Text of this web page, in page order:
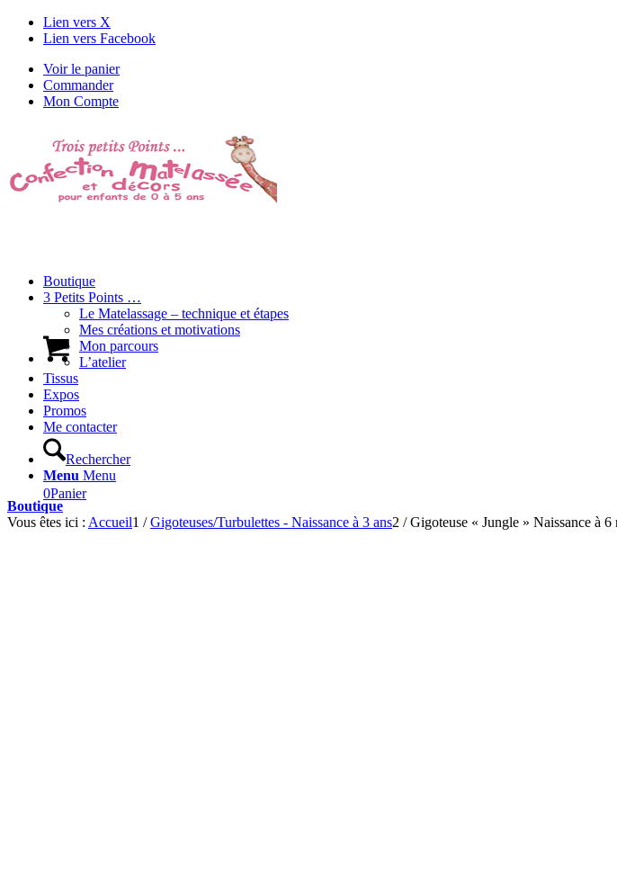
Lien vers X
Lien vers Facebook
Voir le panier
Commander
Mon Compte
0Panier
Boutique
3 Petits Points …
Le Matelassage – technique et étapes
Mes créations et motivations
Mon parcours
L’atelier
Tissus
Expos
Promos
Me contacter
Rechercher
Menu Menu
Boutique
Vous êtes ici : Accueil1 / Gigoteuses/Turbulettes - Naissance à 3 ans2 / Gigoteuse « Jungle » Naissance à 6